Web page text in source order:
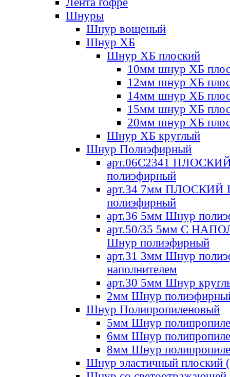
Шнуры
Шнур вощеный
Шнур ХБ
Шнур ХБ плоский
10мм шнур ХБ
12мм шнур ХБ
14мм шнур ХБ
15мм шнур ХБ
20мм шнур ХБ
Шнур ХБ круглый
Шнур Полиэфирный
арт.06С2341
полиэфирный
арт.34 7мм ПЛОСКИЙ
полиэфирный
арт.36 5мм Шнур
арт.50/35 5мм С
Шнур полиэфирный
арт.31 3мм Шнур
наполнителем
арт.30 5мм Шнур
2мм Шнур
Шнур Полипропиленовый
5мм Шнур
6мм Шнур
8мм Шнур
Шнур эластичный плоский